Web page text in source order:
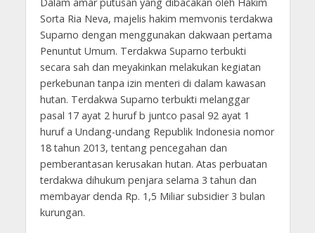
Sorta Ria Neva, majelis hakim memvonis terdakwa
Suparno dengan menggunakan dakwaan pertama
Penuntut Umum. Terdakwa Suparno terbukti
secara sah dan meyakinkan melakukan kegiatan
perkebunan tanpa izin menteri di dalam kawasan
hutan. Terdakwa Suparno terbukti melanggar
pasal 17 ayat 2 huruf b juntco pasal 92 ayat 1
huruf a Undang-undang Republik Indonesia nomor
18 tahun 2013, tentang pencegahan dan
pemberantasan kerusakan hutan. Atas perbuatan
terdakwa dihukum penjara selama 3 tahun dan
membayar denda Rp. 1,5 Miliar subsidier 3 bulan
kurungan.